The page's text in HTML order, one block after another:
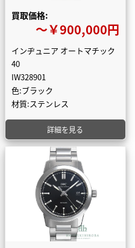
買取価格:
〜￥900,000円
インヂュニア オートマチック
40
IW328901
色:ブラック
材質:ステンレス
詳細を見る